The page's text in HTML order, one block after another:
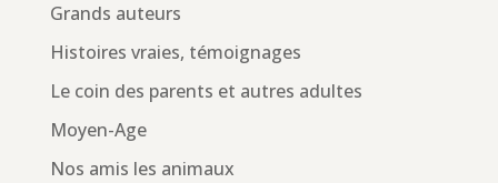
Grands auteurs
Histoires vraies, témoignages
Le coin des parents et autres adultes
Moyen-Age
Nos amis les animaux